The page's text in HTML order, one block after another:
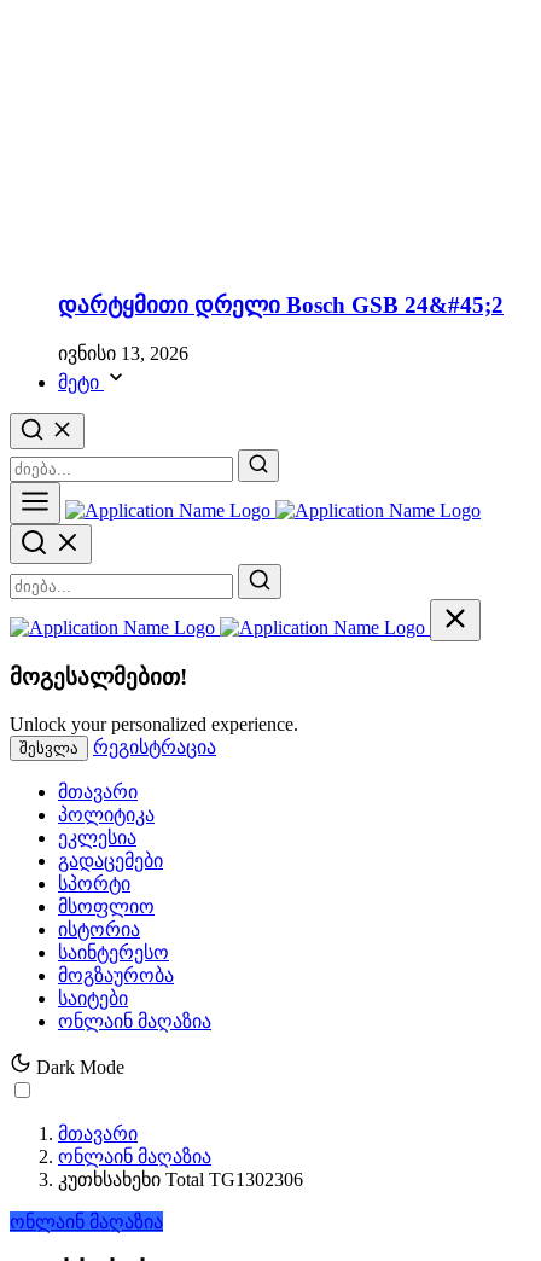
დარტყმითი დრელი Bosch GSB 24&#45;2
ივნისი 13, 2026
მეტი
მოგესალმებით!
Unlock your personalized experience.
შესვლა რეგისტრაცია
მთავარი
პოლიტიკა
ეკლესია
გადაცემები
სპორტი
მსოფლიო
ისტორია
საინტერესო
მოგზაურობა
საიტები
ონლაინ მაღაზია
Dark Mode
მთავარი
ონლაინ მაღაზია
კუთხსახეხი Total TG1302306
ონლაინ მაღაზია